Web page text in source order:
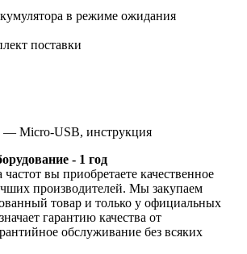
в режиме ожидания
поставки
— Micro-USB, инструкция
- 1 год
вы приобретаете качественное
производителей. Мы закупаем
товар и только у официальных
гарантию качества от
обслуживание без всяких